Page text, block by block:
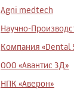
Agni medtech
Научно-
Компания «Dental
ООО «Авантис 3Д»
НПК «Аверон»